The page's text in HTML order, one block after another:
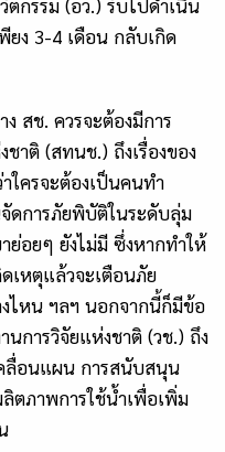
กรรม (อว.) รับไปดำเนิน
ยง 3-4 เดือน กลับเกิด
สช. ควรจะต้องมีการ
าติ (สทนช.) ถึงเรื่องของ
ครจะต้องเป็นคนทำ
ดการภัยพิบัติในระดับลุ่ม
อยๆ ยังไม่มี ซึ่งหากทำให้
ดเหตุแล้วจะเตือนภัย
ไหน ฯลฯ นอกจากนี้ก็มีข้อ
การวิจัยแห่งชาติ (วช.) ถึง
ลื่อนแผน การสนับสนุน
ตภาพการใช้น้ำเพื่อเพิ่ม